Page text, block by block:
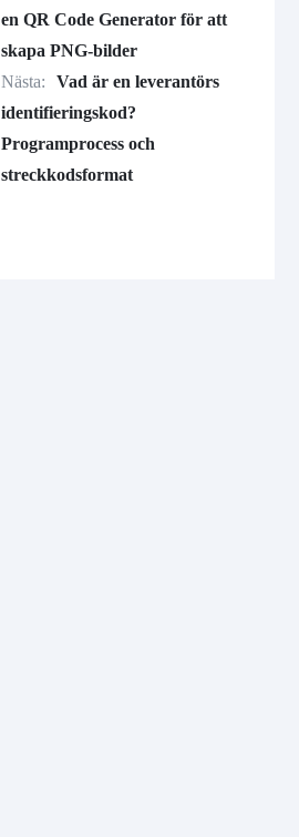
en QR Code Generator för att
skapa PNG-bilder
Nästa:
Vad är en leverantörs
identifieringskod?
Programprocess och
streckkodsformat